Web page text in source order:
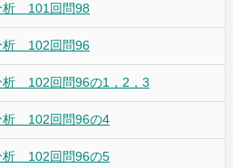
析 101回問98
析 102回問96
102回問96の1，2，3
析 102回問96の4
析 102回問96の5